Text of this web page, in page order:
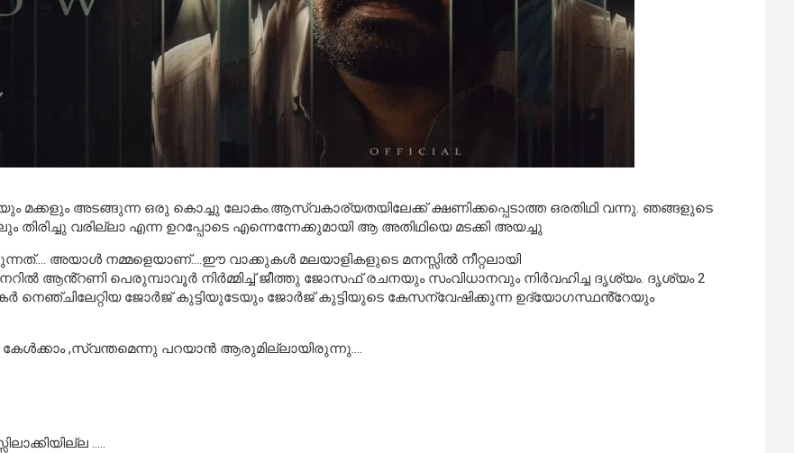
അടങ്ങുന്ന ഒരു കൊച്ചു ലോകം.ആസ്വകാര്യതയിലേക്ക് ക്ഷണിക്കപ്പെടാത്ത ഒരതിഥി വന്നു. ഞങ്ങളുടെ
തിരിച്ചു വരില്ലാ എന്ന ഉറപ്പോടെ എന്നെന്നേക്കുമായി ആ അതിഥിയെ മടക്കി അയച്ചു
അയാൾ നമ്മളെയാണ്….ഈ വാക്കുകൾ മലയാളികളുടെ മനസ്സിൽ നീറ്റലായി
ആൻ്റണി പെരുമ്പാവൂർ നിർമ്മിച്ച് ജീത്തു ജോസഫ് രചനയും സംവിധാനവും നിർവഹിച്ച ദൃശ്യം. ദൃശ്യം 2
നെഞ്ചിലേറ്റിയ ജോർജ് കുട്ടിയുടേയും ജോർജ് കുട്ടിയുടെ കേസന്വേഷിക്കുന്ന ഉദ്യോഗസ്ഥൻ്റേയും
,സ്വന്തമെന്നു പറയാൻ ആരുമില്ലായിരുന്നു….
…..